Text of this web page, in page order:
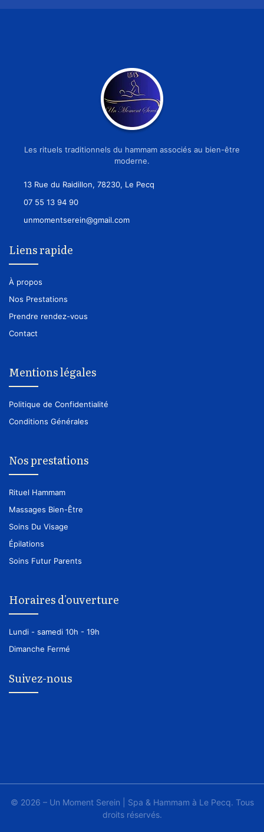
Les rituels traditionnels du hammam associés au bien-être
moderne.
13 Rue du Raidillon, 78230, Le Pecq
07 55 13 94 90
unmomentserein@gmail.com
Liens rapide
À propos
Nos Prestations
Prendre rendez-vous
Contact
Mentions légales
Politique de Confidentialité
Conditions Générales
Nos prestations
Rituel Hammam
Massages Bien-Être
Soins Du Visage
Épilations
Soins Futur Parents
Horaires d'ouverture
Lundi - samedi 10h - 19h
Dimanche Fermé
Suivez-nous
© 2026 – Un Moment Serein | Spa & Hammam à Le Pecq. Tous
droits réservés.